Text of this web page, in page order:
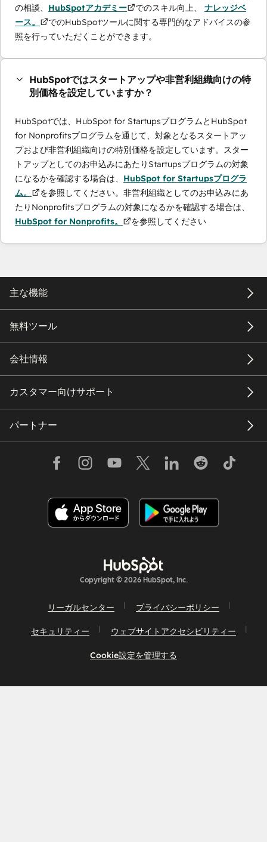
の相談、 HubSpotアカデミー でのスキル向上、 ナレッジベ
ース。
でのHubSpotツールに関する専門的なアドバイスの参
照を行っていただくことができます。
HubSpotではスタートアップや非営利組織向けの特
別価格を設定していますか？
HubSpotでは、HubSpot for StartupsプログラムとHubSpot
for Nonprofitsプログラムを通じて、対象となるスタートアッ
プおよび非営利組織向けの特別価格を設定しています。スター
トアップとしてのお申込みにあたりStartupsプログラムの対象
になるかを確認する場合は、 HubSpot for Startupsプログラ
ム。
を参照してください。非営利組織としてのお申込みにあ
たりNonprofitsプログラムの対象になるかを確認する場合は、
HubSpot for Nonprofits。
を参照してください
主な機能
無料ツール
会社情報
カスタマー向けサポート
パートナー
Copyright © 2026 HubSpot, Inc.
リーガルセンター プライバシーポリシー
セキュリティー ウェブサイトアクセシビリティー
Cookie設定を管理する